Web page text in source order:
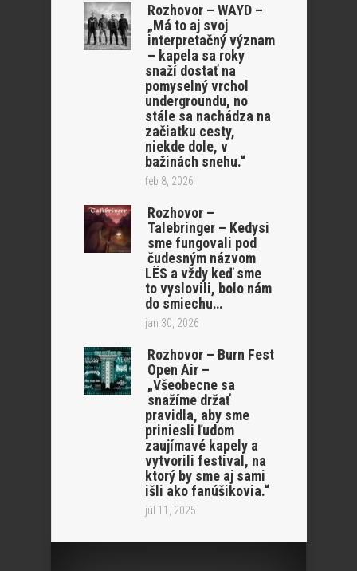
Rozhovor – WAYD –
„Má to aj svoj
interpretačný význam
– kapela sa roky
snaží dostať na
pomyselný vrchol
undergroundu, no
stále sa nachádza na
začiatku cesty,
niekde dole, v
bažinách snehu.“
feb 8, 2026
Rozhovor –
Talebringer – Kedysi
sme fungovali pod
čudesným názvom
LËS a vždy keď sme
to vyslovili, bolo nám
do smiechu…
jan 30, 2026
Rozhovor – Burn Fest
Open Air –
„Všeobecne sa
snažíme držať
pravidla, aby sme
priniesli ľudom
zaujímavé kapely a
vytvorili festival, na
ktorý by sme aj sami
išli ako fanúšikovia.“
júl 11, 2025